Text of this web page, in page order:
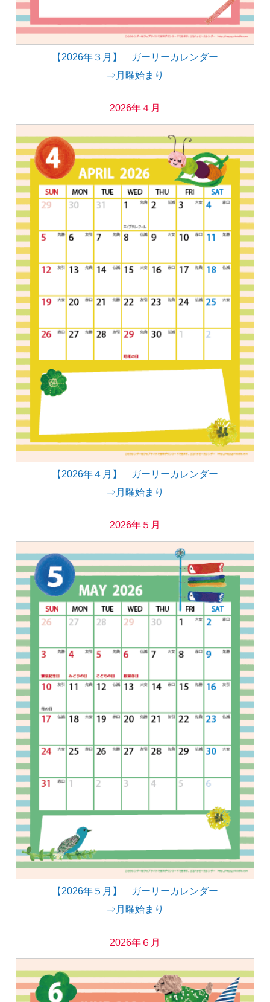
【2026年３月】 ガーリーカレンダー
⇒月曜始まり
2026年４月
【2026年４月】 ガーリーカレンダー
⇒月曜始まり
2026年５月
【2026年５月】 ガーリーカレンダー
⇒月曜始まり
2026年６月